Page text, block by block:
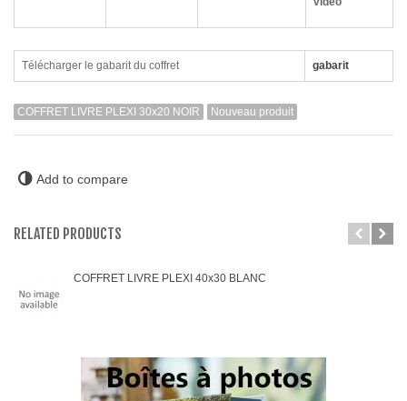
Télécharger le gabarit du coffret gabarit
COFFRET LIVRE PLEXI 30x20 NOIR Nouveau produit
Add to compare
RELATED PRODUCTS
COFFRET LIVRE PLEXI 40x30 BLANC